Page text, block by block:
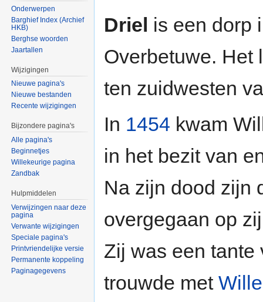
Driel is een dorp
Overbetuwe.
ten zuidwesten
In 1454 kwam
in het bezit van
Na zijn dood zijn
overgegaan op
Zij was een
trouwde met
Onderwerpen
Barghief Index (Archief
HKB)
Berghse woorden
Jaartallen
Wijzigingen
Nieuwe pagina's
Nieuwe bestanden
Recente wijzigingen
Bijzondere pagina's
Alle pagina's
Beginnetjes
Willekeurige pagina
Zandbak
Hulpmiddelen
Verwijzingen naar deze
pagina
Verwante wijzigingen
Speciale pagina's
Printvriendelijke versie
Permanente koppeling
Paginagegevens